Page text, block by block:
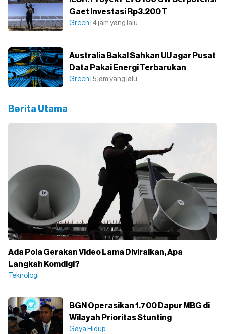
Gaet Investasi Rp3.200 T
Green | 4 jam yang lalu
Australia Bakal Sahkan UU agar Pusat
Data Pakai Energi Terbarukan
Green | 5 jam yang lalu
Berita Utama
Ada Pola Gerakan Video Lama Diviralkan, Apa
Langkah Komdigi?
Teknologi
BGN Operasikan 1.700 Dapur MBG di
Wilayah Prioritas Stunting
Gaya Hidup